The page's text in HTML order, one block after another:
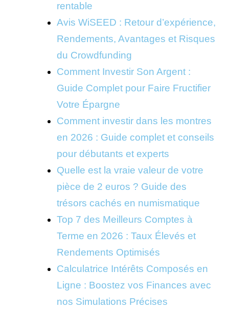
rentable
Avis WiSEED : Retour d’expérience,
Rendements, Avantages et Risques
du Crowdfunding
Comment Investir Son Argent :
Guide Complet pour Faire Fructifier
Votre Épargne
Comment investir dans les montres
en 2026 : Guide complet et conseils
pour débutants et experts
Quelle est la vraie valeur de votre
pièce de 2 euros ? Guide des
trésors cachés en numismatique
Top 7 des Meilleurs Comptes à
Terme en 2026 : Taux Élevés et
Rendements Optimisés
Calculatrice Intérêts Composés en
Ligne : Boostez vos Finances avec
nos Simulations Précises